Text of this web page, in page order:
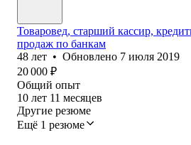
Товаровед, старший кассир,
продаж по банкам
48 лет • Обновлено 7 июля 2019
20 000 ₽
Общий опыт
10 лет 11 месяцев
Другие резюме
Ещё 1 резюме